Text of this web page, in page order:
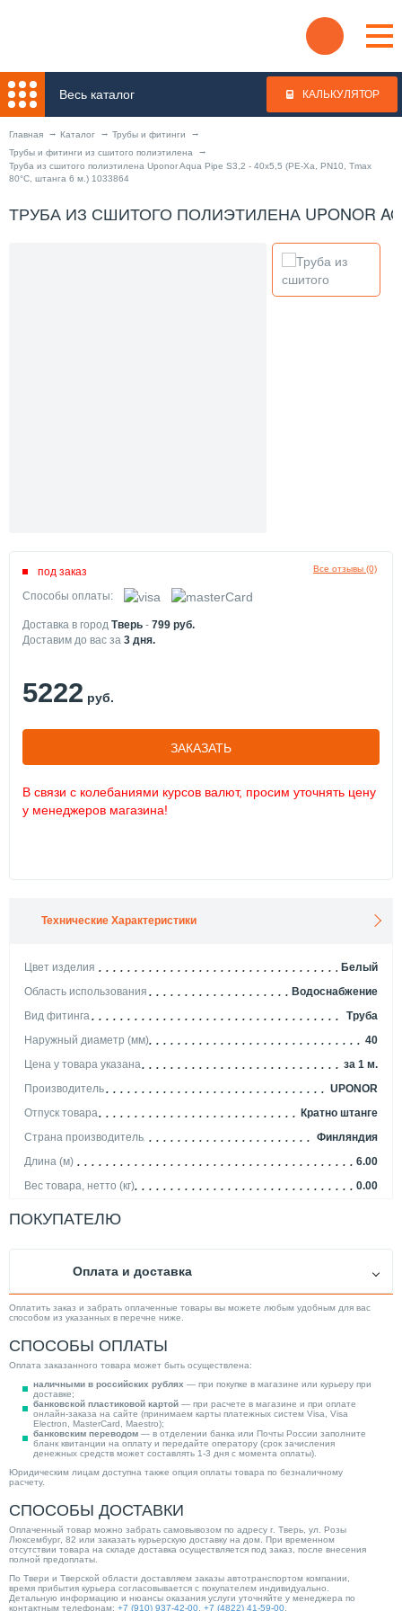
Весь каталог КАЛЬКУЛЯТОР
Главная Каталог
Трубы и фитинги
Трубы и фитинги из сшитого полиэтилена
Труба из сшитого полиэтилена Uponor Aqua Pipe S3,2 - 40x5,5 (PE-Xa, PN10, Tmax
80°C, штанга 6 м.) 1033864
ТРУБА ИЗ СШИТОГО ПОЛИЭТИЛЕНА UPONOR
Все отзывы (0)
под заказ
Способы оплаты:
Доставка в город Тверь - 799 руб.
Доставим до вас за 3 дня.
5222 руб.
ЗАКАЗАТЬ
В связи с колебаниями курсов валют, просим уточнять цену
у менеджеров магазина!
Технические Характеристики
Цвет изделия
Белый
Область использования
Водоснабжение
Вид фитинга
Труба
Наружный диаметр (мм)
40
Цена у товара указана
за 1 м.
Производитель
UPONOR
Отпуск товара
Кратно штанге
Страна производитель
Финляндия
Длина (м)
6.00
Вес товара, нетто (кг)
0.00
Максимальная рабочая температура (°С)
80
Максимальное рабочее давление (бар)
Категория
Трубы и фитинги
ПОКУПАТЕЛЮ
Оплата и доставка
Оплатить заказ и забрать оплаченные товары вы можете любым удобным для вас
способом из указанных в перечне ниже.
СПОСОБЫ ОПЛАТЫ
Оплата заказанного товара может быть осуществлена:
наличными в российских рублях — при покупке в магазине или курьеру при
доставке;
банковской пластиковой картой — при расчете в магазине и при оплате
онлайн-заказа на сайте (принимаем карты платежных систем Visa, Visa
Electron, MasterCard, Maestro);
банковским переводом — в отделении банка или Почты России заполните
бланк квитанции на оплату и передайте оператору (срок зачисления
денежных средств может составлять 1-3 дня с момента оплаты).
Юридическим лицам доступна также опция оплаты товара по безналичному
расчету.
СПОСОБЫ ДОСТАВКИ
Оплаченный товар можно забрать самовывозом по адресу г. Тверь, ул. Розы
Люксембург, 82 или заказать курьерскую доставку на дом. При временном
отсутствии товара на складе доставка осуществляется под заказ, после внесения
полной предоплаты.
По Твери и Тверской области доставляем заказы автотранспортом компании,
время прибытия курьера согласовывается с покупателем индивидуально.
Детальную информацию и нюансы оказания услуги уточняйте у менеджера по
контактным телефонам: +7 (910) 937-42-00 +7 (4822) 41-59-00